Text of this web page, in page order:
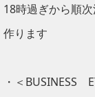
18時過ぎから順
作ります
・＜BUSINESS